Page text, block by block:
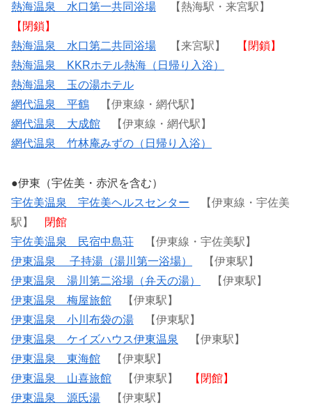
熱海温泉 水口第一共同浴場
【熱海駅・来宮駅】
【閉鎖】
熱海温泉 水口第二共同浴場
【来宮駅】
【閉鎖】
熱海温泉 KKRホテル熱海（日帰り入浴）
熱海温泉 玉の湯ホテル
網代温泉 平鶴
【伊東線・網代駅】
網代温泉 大成館
【伊東線・網代駅】
網代温泉 竹林庵みずの（日帰り入浴）
●伊東（宇佐美・赤沢を含む）
宇佐美温泉 宇佐美ヘルスセンター
【伊東線・宇佐美
駅】
閉館
宇佐美温泉 民宿中島荘
【伊東線・宇佐美駅】
伊東温泉 子持湯（湯川第一浴場）
【伊東駅】
伊東温泉 湯川第二浴場（弁天の湯）
【伊東駅】
伊東温泉 梅屋旅館
【伊東駅】
伊東温泉 小川布袋の湯
【伊東駅】
伊東温泉 ケイズハウス伊東温泉
【伊東駅】
伊東温泉 東海館
【伊東駅】
伊東温泉 山喜旅館
【伊東駅】
【閉館】
伊東温泉 源氏湯
【伊東駅】